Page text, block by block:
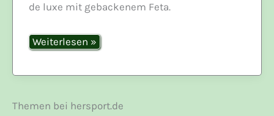
de luxe mit gebackenem Feta.
Shakshuka
mit
Weiterlesen »
Themen bei hersport.de